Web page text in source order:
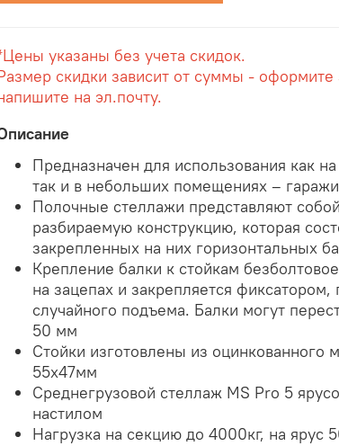
указаны без учета скидок.
скидки зависит от суммы - оформите
на эл.почту.
Предназначен для использования как
так и в небольших помещениях –
Полочные стеллажи представляют
разбираемую конструкцию, которая
закрепленных на них горизонтальных
Крепление балки к стойкам
на зацепах и закрепляется
случайного подъема. Балки могут
50 мм
Стойки изготовлены из оцинкованного
55х47мм
Среднегрузовой стеллаж MS Pro 5
настилом
Нагрузка на секцию до 4000кг, на ярус